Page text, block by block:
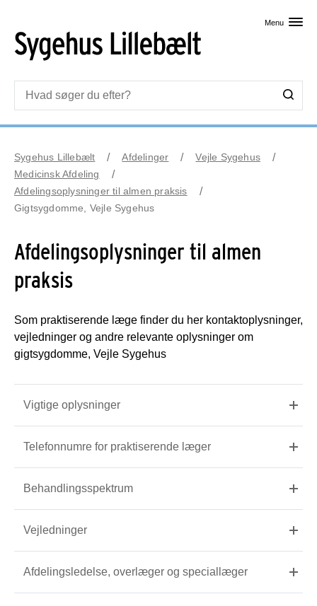
Menu
Sygehus Lillebælt Afdelinger
Vejle Sygehus
Medicinsk Afdeling
Afdelingsoplysninger til almen praksis
Gigtsygdomme, Vejle Sygehus
Afdelingsoplysninger til almen
praksis
Som praktiserende læge finder du her kontaktoplysninger,
vejledninger og andre relevante oplysninger om
gigtsygdomme, Vejle Sygehus
Vigtige oplysninger
Telefonnumre for praktiserende læger
Behandlingsspektrum
Vejledninger
Afdelingsledelse, overlæger og speciallæger